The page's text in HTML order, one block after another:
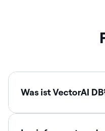
Was ist VectorAI